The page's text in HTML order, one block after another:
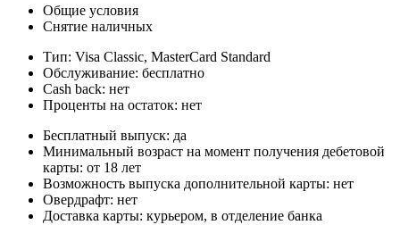
Общие условия
Снятие наличных
Тип: Visa Classic, MasterСard Standard
Обслуживание: бесплатно
Cash back: нет
Проценты на остаток: нет
Бесплатный выпуск: да
Минимальный возраст на момент получения дебетовой
карты: от 18 лет
Возможность выпуска дополнительной карты: нет
Овердрафт: нет
Доставка карты: курьером, в отделение банка